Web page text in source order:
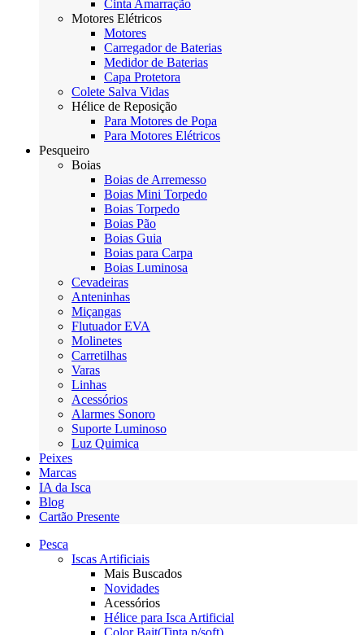
Cinta Amarração
Motores Elétricos
Motores
Carregador de Baterias
Medidor de Baterias
Capa Protetora
Colete Salva Vidas
Hélice de Reposição
Para Motores de Popa
Para Motores Elétricos
Pesqueiro
Boias
Boias de Arremesso
Boias Mini Torpedo
Boias Torpedo
Boias Pão
Boias Guia
Boias para Carpa
Boias Luminosa
Cevadeiras
Anteninhas
Miçangas
Flutuador EVA
Molinetes
Carretilhas
Varas
Linhas
Acessórios
Alarmes Sonoro
Suporte Luminoso
Luz Quimica
Peixes
Marcas
IA da Isca
Blog
Cartão Presente
Pesca
Iscas Artificiais
Mais Buscados
Novidades
Acessórios
Hélice para Isca Artificial
Color Bait(Tinta p/soft)